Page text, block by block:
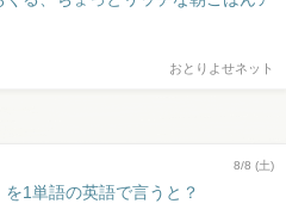
おとりよせネット
8/8 (土)
を1単語の英語で言うと？